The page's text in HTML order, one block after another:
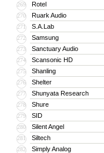
269 Rotel
270 Ruark Audio
271 S.A.Lab
272 Samsung
273 Sanctuary Audio
274 Scansonic HD
275 Shanling
276 Shelter
277 Shunyata Research
278 Shure
279 SID
280 Silent Angel
281 Siltech
282 Simply Analog